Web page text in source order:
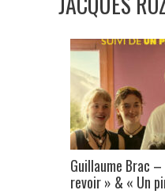
Guillaume Brac –
revoir » & « Un